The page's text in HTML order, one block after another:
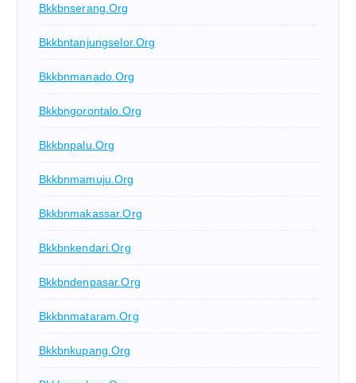
Bkkbnserang.org
Bkkbntanjungselor.org
Bkkbnmanado.org
Bkkbngorontalo.org
Bkkbnpalu.org
Bkkbnmamuju.org
Bkkbnmakassar.org
Bkkbnkendari.org
Bkkbndenpasar.org
Bkkbnmataram.org
Bkkbnkupang.org